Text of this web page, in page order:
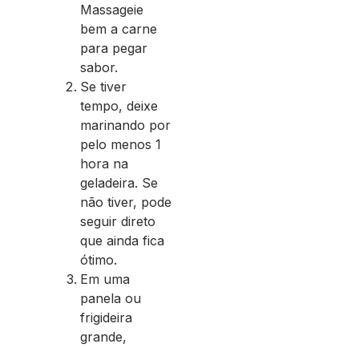
Massageie
bem a carne
para pegar
sabor.
Se tiver
tempo, deixe
marinando por
pelo menos 1
hora na
geladeira. Se
não tiver, pode
seguir direto
que ainda fica
ótimo.
Em uma
panela ou
frigideira
grande,